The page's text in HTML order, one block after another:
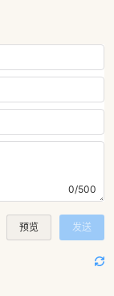
0/500
预览 发送